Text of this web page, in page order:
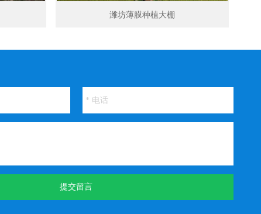
潍坊薄膜种植大棚
提交留言